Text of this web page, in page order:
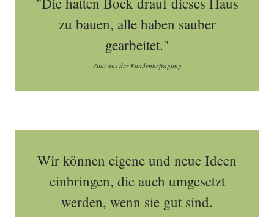
zu bauen, alle haben sauber
gearbeitet."
Zitat aus der Kundenbefragung
Wir können eigene und neue Ideen
einbringen, die auch umgesetzt
werden, wenn sie gut sind.